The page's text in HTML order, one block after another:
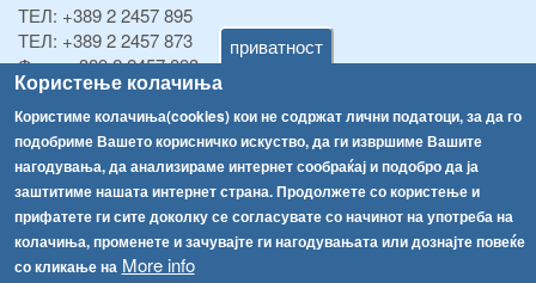
приватност
Користење колачиња
Користиме колачиња(cookies) кои не содржат лични податоци, за да го
подобриме Вашето корисничко искуство, да ги извршиме Вашите
нагодувања, да анализираме интернет сообраќај и подобро да ја
заштитиме нашата интернет страна. Продолжете со користење и
прифатете ги сите доколку се согласувате со начинот на употреба на
колачиња, променете и зачувајте ги нагодувањата или дознајте повеќе
со кликање на More info
ТЕЛ: +389 2 2457 895
ТЕЛ: +389 2 2457 873
Факс:+389 2 2457 893
Факс:+389 2 2457 871
info@fva.gov.mk
[АХВ-претходна страна]
Соопштенија
Република Бугарија ги засили официјалните контроли при увоз на свежо овошје и зеленчук
Навигација
Архива